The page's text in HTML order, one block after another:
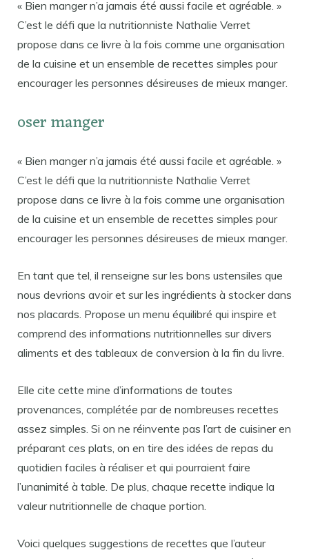
« Bien manger n’a jamais été aussi facile et agréable. »
C’est le défi que la nutritionniste Nathalie Verret
propose dans ce livre à la fois comme une organisation
de la cuisine et un ensemble de recettes simples pour
encourager les personnes désireuses de mieux manger.
oser manger
« Bien manger n’a jamais été aussi facile et agréable. »
C’est le défi que la nutritionniste Nathalie Verret
propose dans ce livre à la fois comme une organisation
de la cuisine et un ensemble de recettes simples pour
encourager les personnes désireuses de mieux manger.
En tant que tel, il renseigne sur les bons ustensiles que
nous devrions avoir et sur les ingrédients à stocker dans
nos placards. Propose un menu équilibré qui inspire et
comprend des informations nutritionnelles sur divers
aliments et des tableaux de conversion à la fin du livre.
Elle cite cette mine d’informations de toutes
provenances, complétée par de nombreuses recettes
assez simples. Si on ne réinvente pas l’art de cuisiner en
préparant ces plats, on en tire des idées de repas du
quotidien faciles à réaliser et qui pourraient faire
l’unanimité à table. De plus, chaque recette indique la
valeur nutritionnelle de chaque portion.
Voici quelques suggestions de recettes que l’auteur